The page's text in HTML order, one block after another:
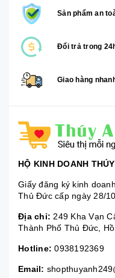
Sản phẩm an
Đổi trả trong
Giao hàng
HỘ KINH DOANH
Giấy đăng ký kinh
Thủ Đức cấp ngày 28/
Địa chỉ: 249 Kha Vạn
Thành Phố Thủ Đức,
Hotline: 0938192369
Email: